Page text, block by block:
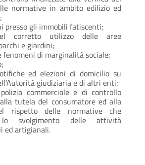
normative in ambito edilizio ed
presso gli immobili fatiscenti;
corretto utilizzo delle aree
e giardini;
di marginalità sociale;
ed elezioni di domicilio su
giudiziaria e di altri enti;
commerciale e di controllo
tutela del consumatore ed alla
rispetto delle normative che
lo svolgimento delle attività
ed artigianali.